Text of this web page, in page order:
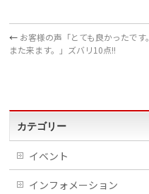
← お客様の声「とても良かったです。
また来ます。」ズバリ10点!!
カテゴリー
イベント
インフォメーション